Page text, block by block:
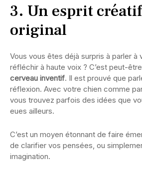
3. Un esprit
original
Vous vous êtes déjà surpris à parler à
réfléchir à haute voix ? C’est peut-être
cerveau inventif. Il est prouvé que
réflexion. Avec votre chien comme
vous trouvez parfois des idées que
eues ailleurs.
C’est un moyen étonnant de faire
de clarifier vos pensées, ou
imagination.